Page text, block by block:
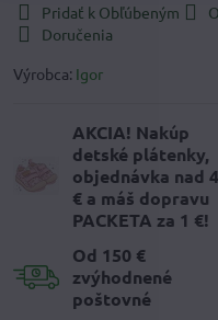
Pridať k Obľúbeným
Doručenia
Výrobca: Igor
AKCIA! Nakúp
detské plátenky,
objednávka nad
€ a máš dopravu
PACKETA za 1 €!
Od 150 €
zvýhodnené
poštovné